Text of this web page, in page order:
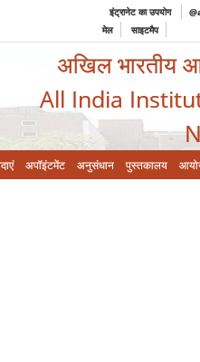
इंट्रानेट का उपयोग
मेल
साइटमैप
अखिल भारतीय
All India
अपॉइंटमेंट अनुसंधान पुस्तकालय